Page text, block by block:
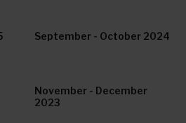
September - October 2024
November - December
2023